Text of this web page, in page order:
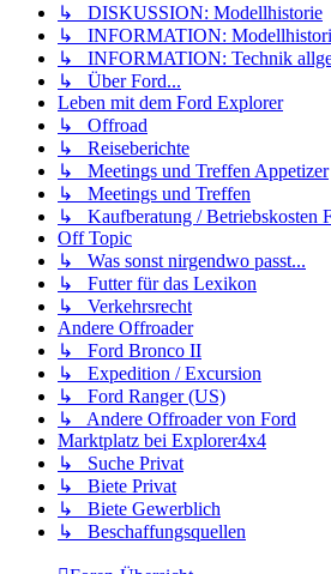
↳ DISKUSSION: Modellhistorie
↳ INFORMATION:
↳ INFORMATION: Technik
↳ Über Ford...
Leben mit dem Ford Explorer
↳ Offroad
↳ Reiseberichte
↳ Meetings und Treffen Appetizer
↳ Meetings und Treffen
↳ Kaufberatung / Betriebskosten
Off Topic
↳ Was sonst nirgendwo passt...
↳ Futter für das Lexikon
↳ Verkehrsrecht
Andere Offroader
↳ Ford Bronco II
↳ Expedition / Excursion
↳ Ford Ranger (US)
↳ Andere Offroader von Ford
Marktplatz bei Explorer4x4
↳ Suche Privat
↳ Biete Privat
↳ Biete Gewerblich
↳ Beschaffungsquellen